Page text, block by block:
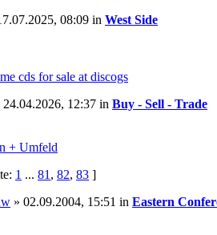
08:09 in West Side
cds for sale at discogs
24.04.2026, 12:37 in Buy - Sell - Trade
+ Umfeld
1 ... 81 , 82, 83 ]
» 02.09.2004, 15:51 in Eastern